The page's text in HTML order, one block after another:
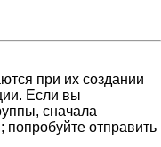
при их создании
Если вы
сначала
попробуйте отправить